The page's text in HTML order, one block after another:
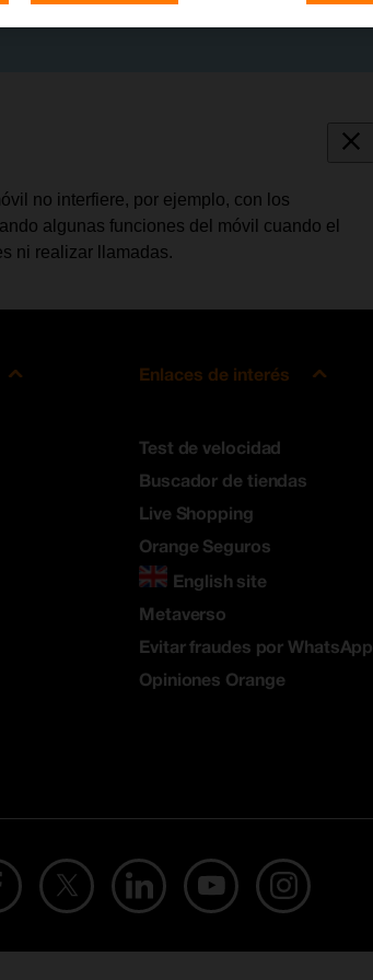
no interfiere, por ejemplo, con los
algunas funciones del móvil cuando el
ni realizar llamadas.
Enlaces de interés
Test de velocidad
Buscador de tiendas
Live Shopping
Orange Seguros
English site
Metaverso
Evitar fraudes por WhatsApp
Opiniones Orange